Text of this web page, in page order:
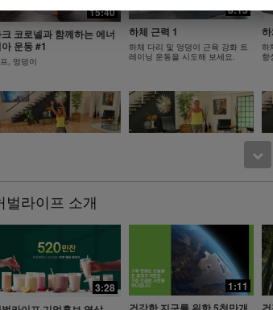
식사의 일부로써 체중 감량과 체중 조절을 지원할
상적인 식사를 대체하기에 적합할 수 있으나, 개인의
번의 적절한 식사가 보충되어야 합니다.
International of America, Inc.에서 소유하고 운영하
가능합니다. 귀하께서는 비디오를 시청하실 수 있으
비즈니스 또는 허벌라이프® 제품을 홍보할 목적으
. 그러나, 귀하께서는 비디오를 복제하고 배포하는 과
International of America, Inc.의 명시된 서면 동
이야기를 사용하는 것은 엄격히 금지됩니다. 허벌라
14:29
노화
노화 #건강한 식사 #피크노웍
피로 관리 에너지 관리
처음같은 에너지가 필요해 #비타민
B #단백질
혈
천
#
15:40
코로넬과 함께하는 에너
운동 #1
, 엉덩이
8:15
하체 근력 1
하체 다리 및 엉덩이 근육 강화 트
레이닝 운동을 시도해 보세요.
하
향
수를 높게 유지해 줍니다.
엑스트라
3:23
6:46
벌라이프 소개
3:28
1:11